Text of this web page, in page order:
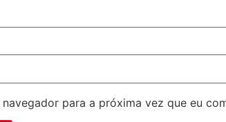
para a próxima vez que eu